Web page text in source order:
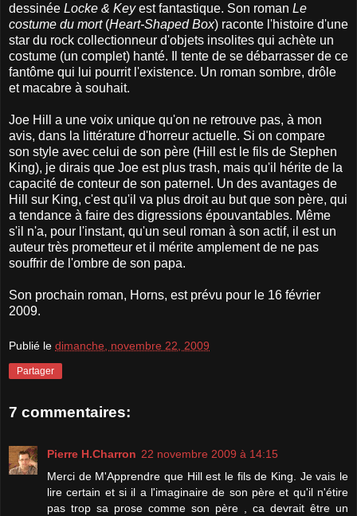
dessinée Locke & Keyest fantastique. Son roman Le
costume du mort(Heart-Shaped Box) raconte l'histoire d'une
star du rock collectionneur d'objets insolites qui achète un
costume (un complet) hanté. Il tente de se débarrasser de ce
fantôme qui lui pourrit l'existence. Un roman sombre, drôle
et macabre à souhait.
Joe Hill a une voix unique qu'on ne retrouve pas, à mon
avis, dans la littérature d'horreur actuelle. Si on compare
son style avec celui de son père (Hill est le fils de Stephen
King), je dirais que Joe est plus trash, mais qu'il hérite de la
capacité de conteur de son paternel. Un des avantages de
Hill sur King, c'est qu'il va plus droit au but que son père, qui
a tendance à faire des digressions épouvantables. Même
s'il n'a, pour l'instant, qu'un seul roman à son actif, il est un
auteur très prometteur et il mérite amplement de ne pas
souffrir de l'ombre de son papa.
Son prochain roman, Horns, est prévu pour le 16 février
2009.
Publié le dimanche, novembre 22, 2009
Partager
7 commentaires:
Pierre H.Charron 22 novembre 2009 à 14:15
Merci de M'Apprendre que Hill est le fils de King. Je vais le
lire certain et si il a l'imaginaire de son père et qu'il n'étire
pas trop sa prose comme son père , ca devrait être un